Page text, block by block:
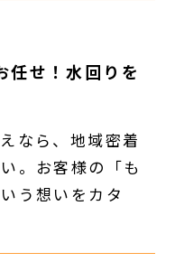
任せ！水回りを
なら、地域密着
。お客様の「も
う想いをカタ